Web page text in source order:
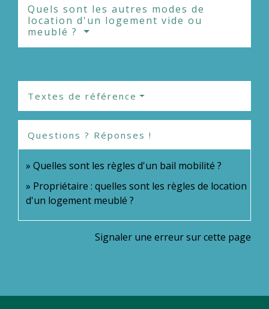
Quels sont les autres modes de
location d'un logement vide ou
meublé ?
Textes de référence
Questions ? Réponses !
Quelles sont les règles d'un bail mobilité ?
Propriétaire : quelles sont les règles de location
d'un logement meublé ?
Signaler une erreur sur cette page